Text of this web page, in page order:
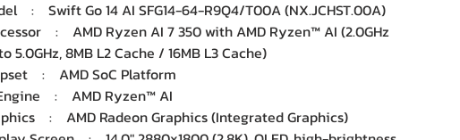
: Swift Go 14 AI SFG14-64-R9Q4/T00A (NX.JCHST.00A)
: AMD Ryzen AI 7 350 with AMD Ryzen™ AI (2.0GHz
5.0GHz, 8MB L2 Cache / 16MB L3 Cache)
: AMD SoC Platform
: AMD Ryzen™ AI
: AMD Radeon Graphics (Integrated Graphics)